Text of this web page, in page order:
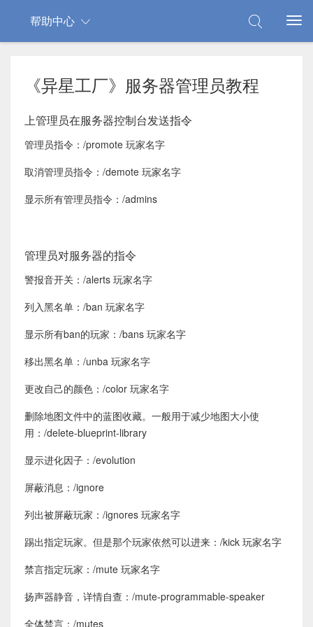
帮助中心
《异星工厂》服务器管理员教程
上管理员在服务器控制台发送指令
管理员指令：/promote 玩家名字
取消管理员指令：/demote 玩家名字
显示所有管理员指令：/admins
管理员对服务器的指令
警报音开关：/alerts 玩家名字
列入黑名单：/ban 玩家名字
显示所有ban的玩家：/bans 玩家名字
移出黑名单：/unba 玩家名字
更改自己的颜色：/color 玩家名字
删除地图文件中的蓝图收藏。一般用于减少地图大小使
用：/delete-blueprint-library
显示进化因子：/evolution
屏蔽消息：/ignore
列出被屏蔽玩家：/ignores 玩家名字
踢出指定玩家。但是那个玩家依然可以进来：/kick 玩家名字
禁言指定玩家：/mute 玩家名字
扬声器静音，详情自查：/mute-programmable-speaker
全体禁言：/mutes